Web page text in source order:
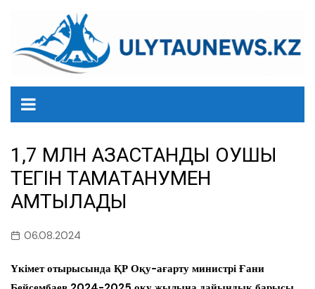
содержанию
1,7 МЛН ҚАЗАҚСТАНДЫҚ ОҚУШЫ
ТЕГІН ТАМАҚТАНУМЕН
ҚАМТЫЛАДЫ
06.08.2024
Үкімет отырысында ҚР Оқу-ағарту министрі Ғани